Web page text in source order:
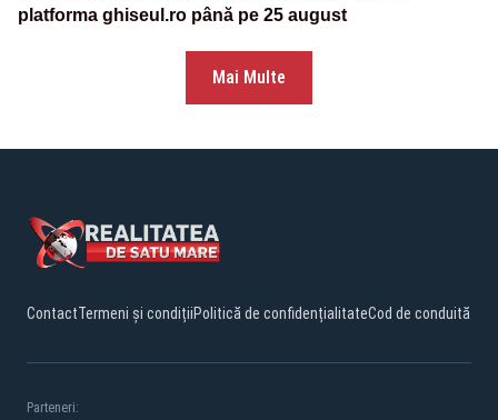
platforma ghiseul.ro până pe 25 august
Mai Multe
ContactTermeni și condițiiPolitică de confidențialitateCod de conduită
Parteneri: